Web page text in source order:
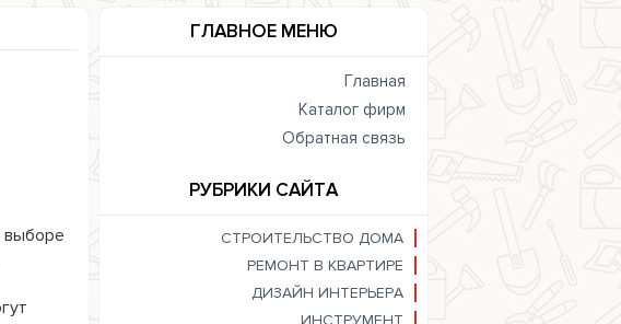
выборе
ГЛАВНОЕ МЕНЮ
Главная
Каталог фирм
Обратная связь
РУБРИКИ САЙТА
СТРОИТЕЛЬСТВО ДОМА
РЕМОНТ В КВАРТИРЕ
ДИЗАЙН ИНТЕРЬЕРА